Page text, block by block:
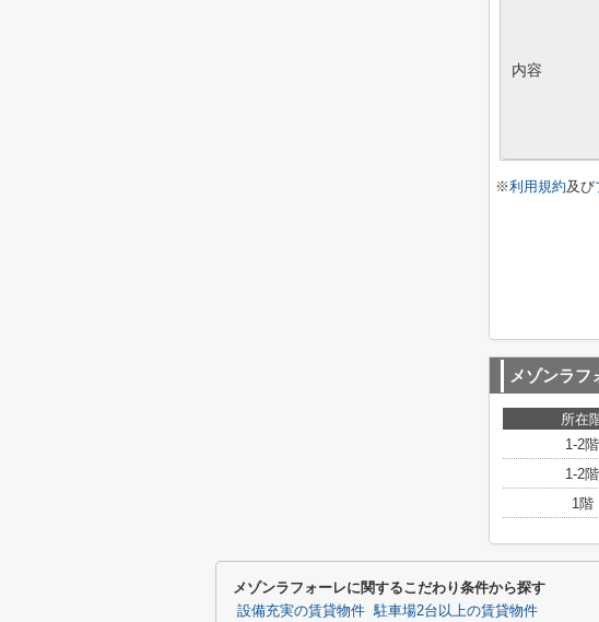
内容
※利用規約及び
メゾンラフ
所在
1-2階
1-2階
1階
メゾンラフォーレに関するこだわり条件から探す
設備充実の賃貸物件 駐車場2台以上の賃貸物件